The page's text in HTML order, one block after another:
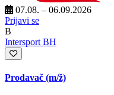
07.08. – 06.09.2026
Prijavi se
B
Intersport BH
Prodavač (m/ž)